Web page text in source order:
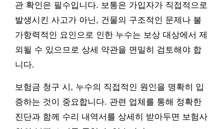
관 확인은 필수입니다. 보통은 가입자가 직접적으로
발생시킨 사고가 아닌, 건물의 구조적인 문제나 불
가항력적인 요인으로 인한 누수는 보상 대상에서 제
외될 수 있으므로 상세 약관을 면밀히 검토해야 합
니다.
보험금 청구 시, 누수의 직접적인 원인을 명확히 입
증하는 것이 중요합니다. 관련 업체를 통해 정확한
진단과 함께 수리 내역서를 상세히 받아두면 보험사